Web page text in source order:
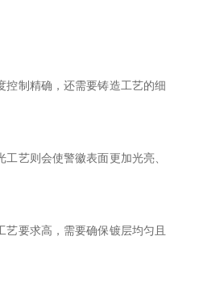
制精确，还需要铸造工艺的细
艺则会使警徽表面更加光亮、
要求高，需要确保镀层均匀且